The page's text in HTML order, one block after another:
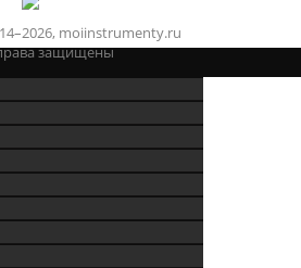
moiinstrumenty.ru
защищены